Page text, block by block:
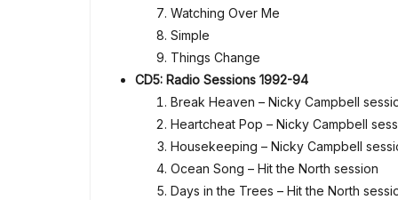
Watching Over Me
Simple
Things Change
CD5: Radio Sessions 1992-94
Break Heaven – Nicky Campbell
Heartcheat Pop – Nicky Campbell
Housekeeping – Nicky Campbell
Ocean Song – Hit the North session
Days in the Trees – Hit the North